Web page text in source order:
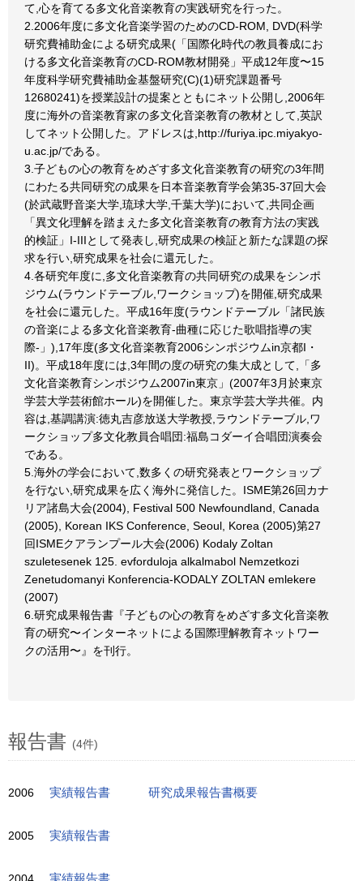
て,心を育てる多文化音楽教育の実践研究を行った。
2.2006年度に多文化音楽学習のためのCD-ROM, DVD(科学
研究費補助金による研究成果(「国際化時代の教員養成にお
ける多文化音楽教育のCD-ROM教材開発」平成12年度〜15
年度科学研究費補助金基盤研究(C)(1)研究課題番号
12680241)を授業設計の提案とともにネット公開し,2006年
度に海外の音楽教育家の多文化音楽教育の教材として,英訳
してネット公開した。アドレスは,http://furiya.ipc.miyakyo-
u.ac.jp/である。
3.子どもの心の教育をめざす多文化音楽教育の研究の3年間
にわたる共同研究の成果を日本音楽教育学会第35-37回大会
(於武蔵野音楽大学,琉球大学,千葉大学)において,共同企画
「異文化理解を踏まえた多文化音楽教育の教育方法の実践
的検証」I-IIIとして発表し,研究成果の検証と新たな課題の探
求を行い,研究成果を社会に還元した。
4.各研究年度に,多文化音楽教育の共同研究の成果をシンポ
ジウム(ラウンドテーブル,ワークショップ)を開催,研究成果
を社会に還元した。平成16年度(ラウンドテーブル「諸民族
の音楽による多文化音楽教育-曲種に応じた歌唱指導の実
際-」),17年度(多文化音楽教育2006シンポジウムin京都I・
II)。平成18年度には,3年間の度の研究の集大成として,「多
文化音楽教育シンポジウム2007in東京」(2007年3月於東京
学芸大学芸術館ホール)を開催した。東京学芸大学共催。内
容は,基調講演:徳丸吉彦放送大学教授,ラウンドテーブル,ワ
ークショップ多文化教員合唱団:福島コダーイ合唱団演奏会
である。
5.海外の学会において,数多くの研究発表とワークショップ
を行ない,研究成果を広く海外に発信した。ISME第26回カナ
リア諸島大会(2004), Festival 500 Newfoundland, Canada
(2005), Korean IKS Conference, Seoul, Korea (2005)第27
回ISMEクアランプール大会(2006) Kodaly Zoltan
szuletesenek 125. evforduloja alkalmabol Nemzetkozi
Zenetudomanyi Konferencia-KODALY ZOLTAN emlekere
(2007)
6.研究成果報告書『子どもの心の教育をめざす多文化音楽教
育の研究〜インターネットによる国際理解教育ネットワー
クの活用〜』を刊行。
報告書 (4件)
2006 実績報告書 研究成果報告書概要
2005 実績報告書